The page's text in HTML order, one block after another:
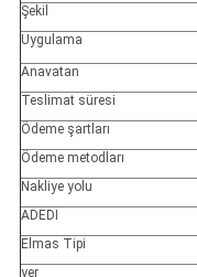
Şekil
Uygulama
Anavatan
Teslimat süresi
Ödeme şartları
Ödeme metodları
Nakliye yolu
ADEDI
Elmas Tipi
yer